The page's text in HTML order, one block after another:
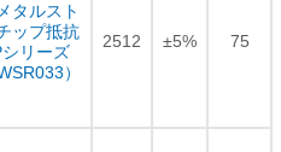
タルスト
ップ抵抗
リーズ
）
2512 ±5% 75